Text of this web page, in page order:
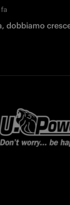
dobbiamo